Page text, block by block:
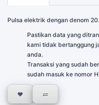
Pulsa elektrik dengan denom
Pastikan data yang
kami tidak bertanggung
anda.
Transaksi yang sudah
sudah masuk ke nomor